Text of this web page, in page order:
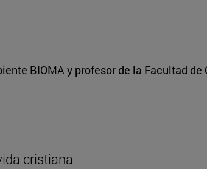
BIOMA y profesor de la Facultad de
cristiana